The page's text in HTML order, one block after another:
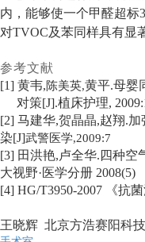
内，能够使一个甲醛超标
对TVOC及苯同样具有显
参考文献
[1] 黄韦,陈美英,黄平.母婴
对策[J].植床护理,
[2] 马建华,贺晶晶,赵翔.加
染[J]武警医学,2009:7
[3] 田洪艳,卢全华. 四种空
大视野·医学分册 2008(5)
[4] HG/T3950-2007
《抗
王晓辉 北京方浩赛阳科